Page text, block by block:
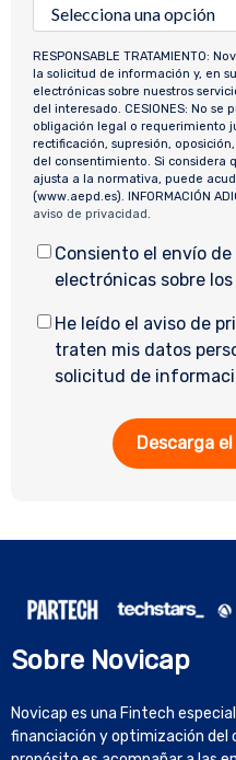
RESPONSABLE TRATAMIENTO:
la solicitud de información y, en
electrónicas sobre nuestros
del interesado. CESIONES: No se
obligación legal o requerimiento
rectificación, supresión,
del consentimiento. Si considera
ajusta a la normativa, puede
(www.aepd.es). INFORMACIÓN
aviso de privacidad .
Consiento el envío
electrónicas sobre
He leído el aviso de
traten mis datos
solicitud de
Sobre Novicap
Novicap es una Fintech
financiación y optimización del